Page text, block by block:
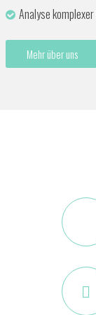
Analyse
Mehr über uns